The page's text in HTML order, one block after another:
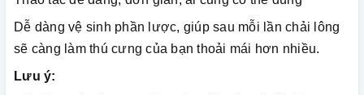
Dễ dàng vệ sinh phần lược, giúp sau mỗi lần chải lông
sẽ càng làm thú cưng của bạn thoải mái hơn nhiều.
Lưu ý: